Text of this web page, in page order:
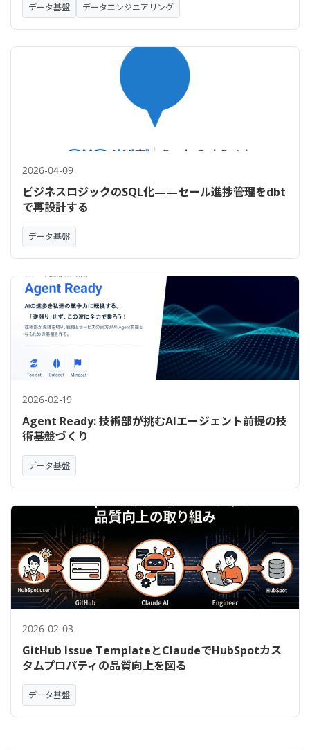
データ基盤 データエンジニアリング
2026-04-09
ビジネスロジックのSQL化——セール進捗管理をdbt
で再設計する
データ基盤
2026-02-19
Agent Ready: 技術部が挑むAIエージェント前提の技
術基盤づくり
データ基盤
2026-02-03
GitHub Issue TemplateとClaudeでHubSpotカス
タムプロパティの品質向上を図る
データ基盤